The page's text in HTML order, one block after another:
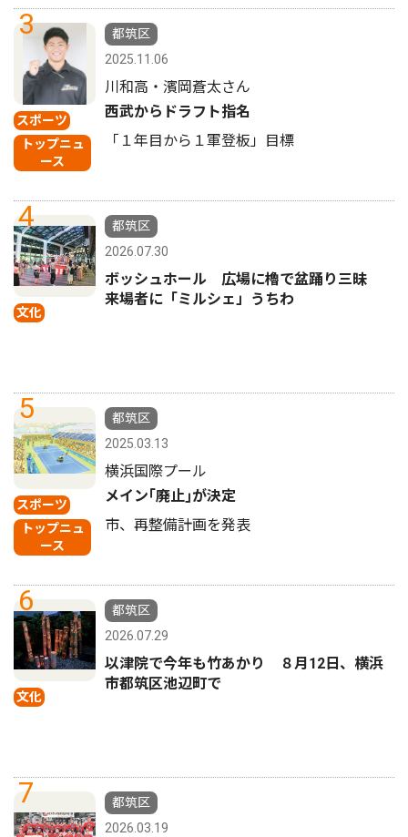
3
スポーツ
トップニュ
ース
都筑区
2025.11.06
川和高・濱岡蒼太さん
西武からドラフト指名
「１年目から１軍登板」目標
4
文化
都筑区
2026.07.30
ボッシュホール 広場に櫓で盆踊り三昧
来場者に「ミルシェ」うちわ
5
スポーツ
トップニュ
ース
都筑区
2025.03.13
横浜国際プール
メイン｢廃止｣が決定
市、再整備計画を発表
6
文化
都筑区
2026.07.29
以津院で今年も竹あかり ８月12日、横浜
市都筑区池辺町で
7
都筑区
2026.03.19